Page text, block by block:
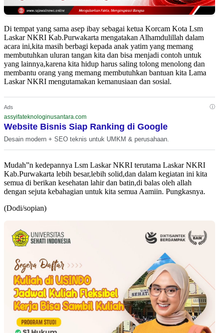
Di tempat yang sama asep ibay sebagai ketua Korcam Kota Lsm
Laskar NKRI Kab.Purwakarta mengatakan Alhamdulillah dalam
acara ini,kita masih berbagi kepada anak yatim yang memang
membutuhkan uluran tangan kita dan bisa menjadi contoh untuk
yang lainnya,karena kita hidup harus saling tolong menolong dan
membantu orang yang memang membutuhkan bantuan kita Lama
Laskar NKRI mengutamakan kemanusiaan dan sosial.
Ads ⓘ
assyifateknologinusantara.com
Website Bisnis Siap Ranking di Google
Desain modern + SEO teknis untuk UMKM & perusahaan.
Mudah”n kedepannya Lsm Laskar NKRI terutama Laskar NKRI
Kab.Purwakarta lebih besar,lebih solid,dan dalam kegiatan ini kita
semua di berikan kesehatan lahir dan batin,di balas oleh allah
dengan sejuta kebahagian untuk kita semua Aamiin. Pungkasnya.
(Dodi/sopian)